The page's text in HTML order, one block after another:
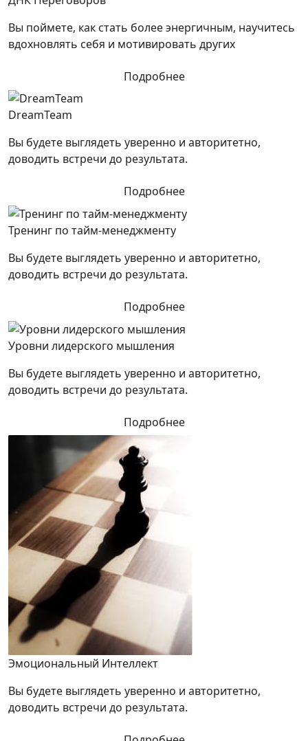
Вы поймете, как стать более энергичным, научитесь
вдохновлять себя и мотивировать других
Подробнее
DreamTeam
Вы будете выглядеть уверенно и авторитетно,
доводить встречи до результата.
Подробнее
Тренинг по тайм-менеджменту
Вы будете выглядеть уверенно и авторитетно,
доводить встречи до результата.
Подробнее
Уровни лидерского мышления
Вы будете выглядеть уверенно и авторитетно,
доводить встречи до результата.
Подробнее
Эмоциональный Интеллект
Вы будете выглядеть уверенно и авторитетно,
доводить встречи до результата.